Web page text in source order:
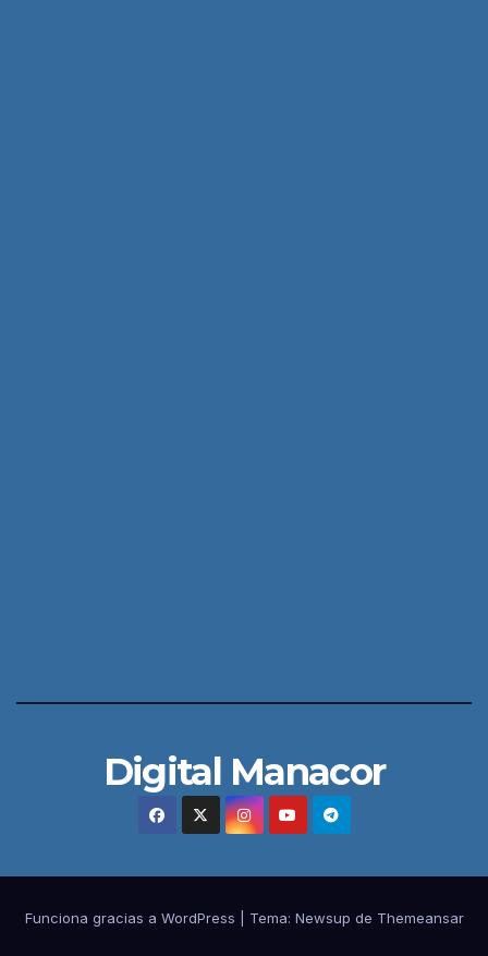
Digital Manacor
Funciona gracias a WordPress Tema: Newsup de Themeansar